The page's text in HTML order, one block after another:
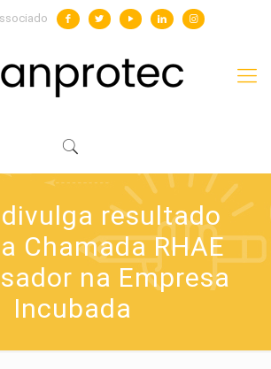
resultado
Chamada RHAE
na Empresa
Incubada